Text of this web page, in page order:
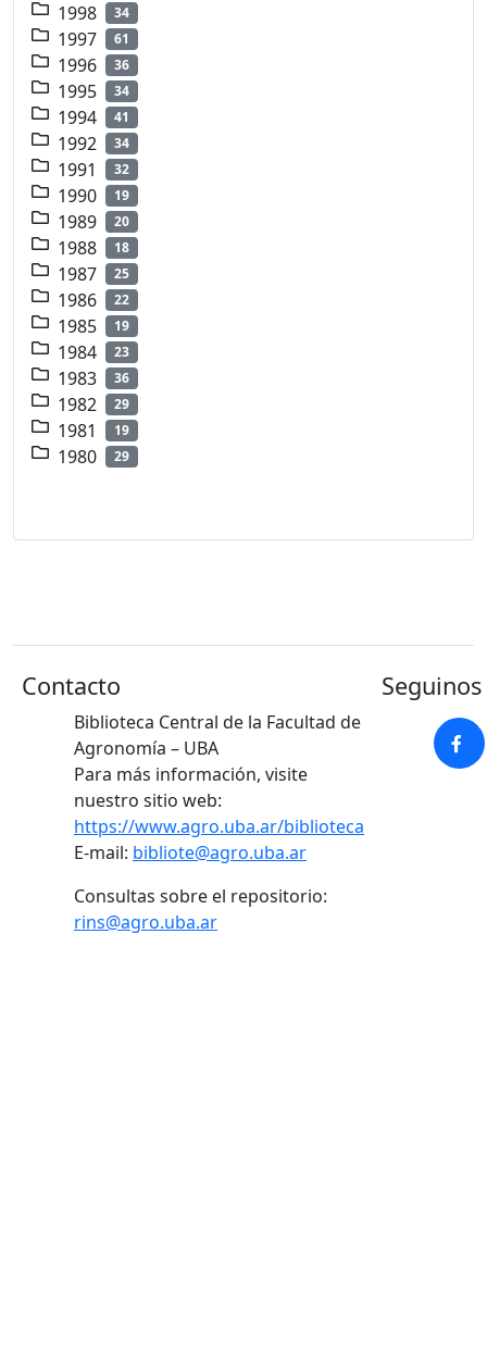
1998 34
1997 61
1996 36
1995 34
1994 41
1992 34
1991 32
1990 19
1989 20
1988 18
1987 25
1986 22
1985 19
1984 23
1983 36
1982 29
1981 19
1980 29
Contacto
Biblioteca Central de la Facultad de
Agronomía – UBA
Para más información, visite
nuestro sitio web:
https://www.agro.uba.ar/biblioteca
E-mail: bibliote@agro.uba.ar
Consultas sobre el repositorio:
rins@agro.uba.ar